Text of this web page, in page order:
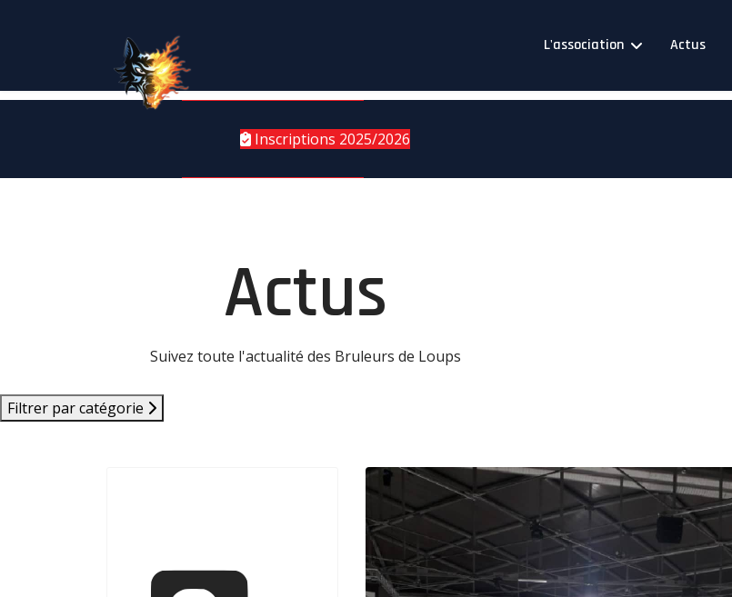
L'association Actus
Inscriptions 2025/2026
Actus
Suivez toute l'actualité des Bruleurs de Loups
Filtrer par catégorie